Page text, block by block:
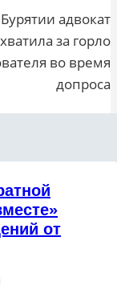
адвокат
за горло
во время
допроса
от